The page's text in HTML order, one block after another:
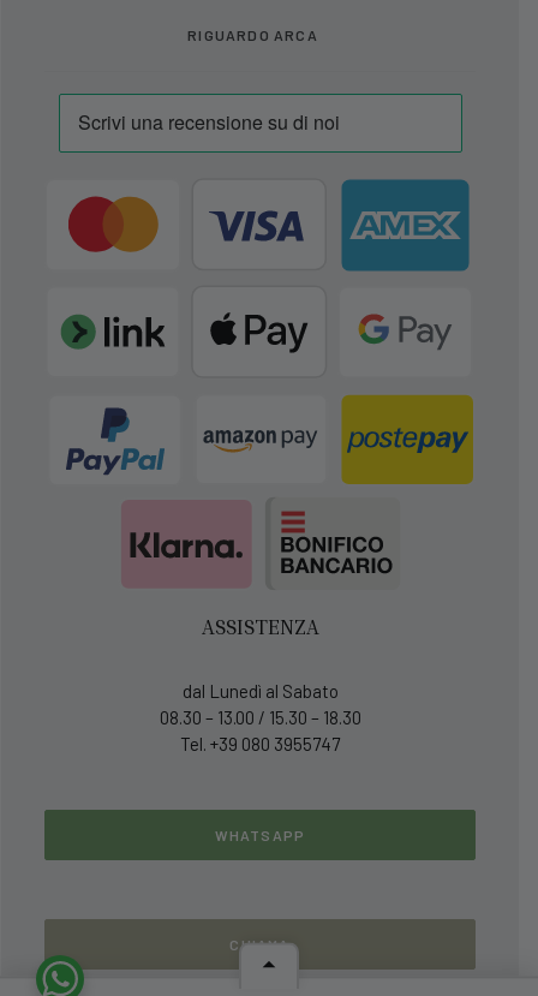
RIGUARDO ARCA
ASSISTENZA
dal Lunedì al Sabato
08.30 – 13.00 / 15.30 – 18.30
Tel. +39 080 3955747
WHATSAPP
CHIAMA